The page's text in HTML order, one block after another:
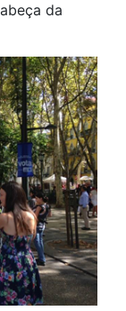
da